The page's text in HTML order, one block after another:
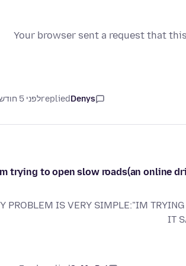
Your browser sent a request that
Denys
repliedלפני 5 חודשים
trying to open slow roads(an online
PROBLEM IS VERY SIMPLE:"IM
IT